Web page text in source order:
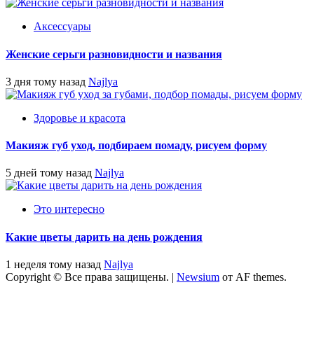
Аксессуары
Женские серьги разновидности и названия
3 дня тому назад Najlya
Здоровье и красота
Макияж губ уход, подбираем помаду, рисуем форму
5 дней тому назад Najlya
Это интересно
Какие цветы дарить на день рождения
1 неделя тому назад Najlya
Copyright © Все права защищены. | Newsium от AF themes.